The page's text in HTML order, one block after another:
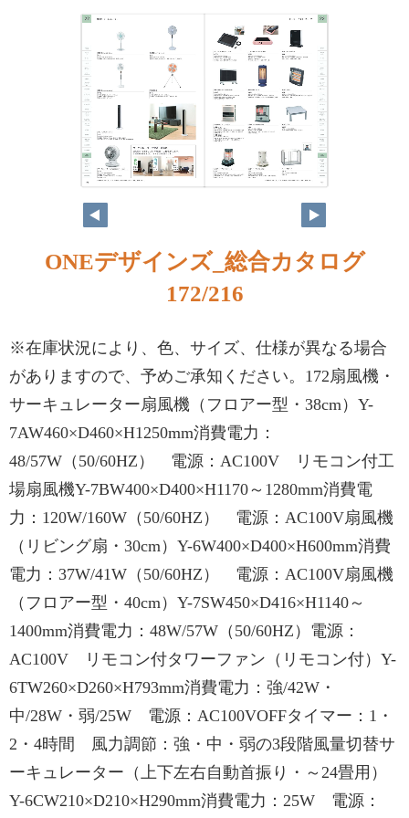
ONEデザインズ_総合カタログ
172/216
※在庫状況により、色、サイズ、仕様が異なる場合
がありますので、予めご承知ください。172扇風機・
サーキュレーター扇風機（フロアー型・38cm）Y-
7AW460×D460×H1250mm消費電力：
48/57W（50/60HZ） 電源：AC100V リモコン付工
場扇風機Y-7BW400×D400×H1170～1280mm消費電
力：120W/160W（50/60HZ） 電源：AC100V扇風機
（リビング扇・30cm）Y-6W400×D400×H600mm消費
電力：37W/41W（50/60HZ） 電源：AC100V扇風機
（フロアー型・40cm）Y-7SW450×D416×H1140～
1400mm消費電力：48W/57W（50/60HZ）電源：
AC100V リモコン付タワーファン（リモコン付）Y-
6TW260×D260×H793mm消費電力：強/42W・
中/28W・弱/25W 電源：AC100VOFFタイマー：1・
2・4時間 風力調節：強・中・弱の3段階風量切替サ
ーキュレーター（上下左右自動首振り・～24畳用）
Y-6CW210×D210×H290mm消費電力：25W 電源：